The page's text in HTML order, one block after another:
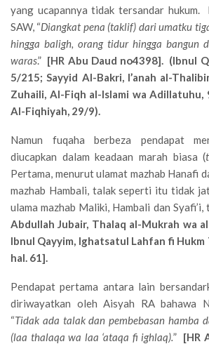
yang ucapannya tidak tersandar hukum.
SAW, “Diangkat pena (taklif) dari umatku
hingga baligh, orang tidur hingga bangun
waras.” [HR Abu Daud no4398]. (Ibnul
5/215; Sayyid Al-Bakri, I’anah al-
Zuhaili, Al-Fiqh al-Islami wa Adillatuhu,
Al-Fiqhiyah, 29/9).
Namun fuqaha berbeza pendapat
diucapkan dalam keadaan marah biasa (
Pertama, menurut ulamat mazhab Hanafi
mazhab Hambali, talak seperti itu tidak
ulama mazhab Maliki, Hambali dan
Abdullah Jubair, Thalaq al-Mukrah wa
Ibnul Qayyim, Ighatsatul Lahfan fi Hukm
hal. 61].
Pendapat pertama antara lain
diriwayatkan oleh Aisyah RA bahawa
“Tidak ada talak dan pembebasan hamba
(laa thalaqa wa laa ‘ataqa fi ighlaq).” [HR